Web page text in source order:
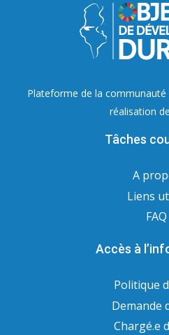
Plateforme de la communauté
réalisation
Tâches
A
Liens
FAQ
Accès à
Politique
Demande
Chargé.e